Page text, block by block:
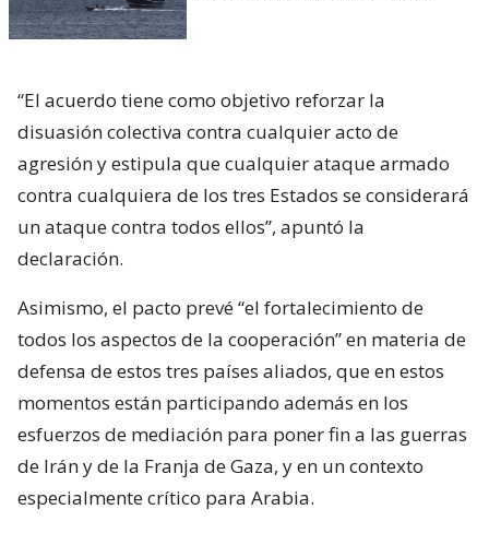
“El acuerdo tiene como objetivo reforzar la
disuasión colectiva contra cualquier acto de
agresión y estipula que cualquier ataque armado
contra cualquiera de los tres Estados se considerará
un ataque contra todos ellos”, apuntó la
declaración.
Asimismo, el pacto prevé “el fortalecimiento de
todos los aspectos de la cooperación” en materia de
defensa de estos tres países aliados, que en estos
momentos están participando además en los
esfuerzos de mediación para poner fin a las guerras
de Irán y de la Franja de Gaza, y en un contexto
especialmente crítico para Arabia.